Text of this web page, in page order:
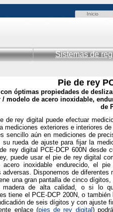
Inicio
Sistemas de
Pie de rey
óptimas propiedades de
/ modelo de acero inoxidable,
de
de rey digital puede efectuar
mediciones exteriores e interiores
sencillo aún en mediciones de
su rueda de ajuste para fijar la
rey digital PCE-DCP 600N desde
puede usar el pie de rey digital
acero inoxidable endurecido, el
adversas. Disponemos de diferentes
una gran pantalla de cinco
madera de alta calidad, o si lo
tiene el PCE-DCP 200N, o
de seis dígitos y con ajuste
enlace (pies de rey digital)